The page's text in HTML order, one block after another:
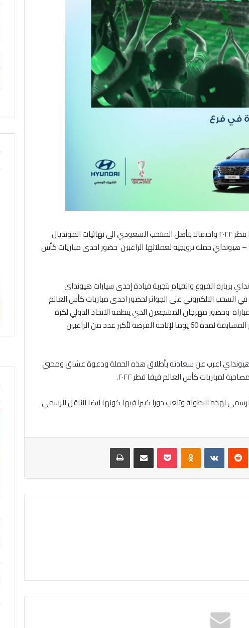
تشجيعا للراغبين في حضور مباريات كأس العالم فيفا قطر ٢٠٢٢ واحتفالا بتأهل المنتخب السعودي الى نهائيات المونديال
حملة ترويجية لعملائها الراغبين حضور احدى مباريات كأس
بزيارة الفروع والقيام بتجربة قيادة إحدى سيارات هيونداي
في السحب الالكتروني على الجوائز لحضور احدى مباريات كأس العالم
لمدة 4 ايام وتذاكر المباراة وحضور مهرجان المشجعين الذي ينظمه الاتحاد الدولي لكرة
تستمر المسابقة لمدة 60 يوما لإتاحة الفرصة لأكبر عدد من الراغبين
هيونداي اعرب عن سعادته بأطلاق هذه الحملة ودعوة عشاق ومحبي
لمباريات كأس العالم فيفا قطر ٢٠٢٢
.
لهذه البطولة وتلعب دورا كبيرا فيها كونها ايضا الناقل الرسمي
بينتيريست بوكيت